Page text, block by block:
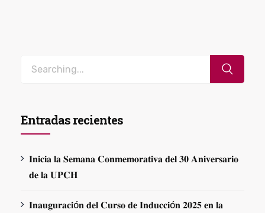
Entradas recientes
𝐈𝐧𝐢𝐜𝐢𝐚 𝐥𝐚 𝐒𝐞𝐦𝐚𝐧𝐚 𝐂𝐨𝐧𝐦𝐞𝐦𝐨𝐫𝐚𝐭𝐢𝐯𝐚 𝐝𝐞𝐥 𝟑𝟎 𝐀𝐧𝐢𝐯𝐞𝐫𝐬𝐚𝐫𝐢𝐨
𝐝𝐞 𝐥𝐚 𝐔𝐏𝐂𝐇
𝐈𝐧𝐚𝐮𝐠𝐮𝐫𝐚𝐜𝐢ó𝐧 𝐝𝐞𝐥 𝐂𝐮𝐫𝐬𝐨 𝐝𝐞 𝐈𝐧𝐝𝐮𝐜𝐜𝐢ó𝐧 𝟐𝟎𝟐𝟓 𝐞𝐧 𝐥𝐚